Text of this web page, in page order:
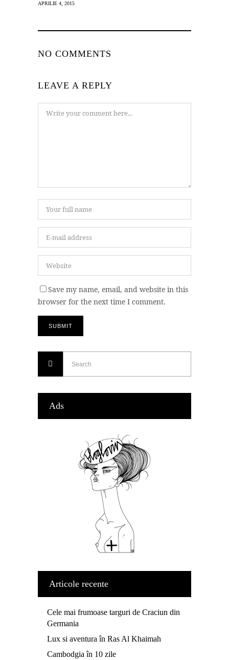
APRILIE 4, 2015
NO COMMENTS
LEAVE A REPLY
Save my name, email, and website in this
browser for the next time I comment.
Ads
Articole recente
Cele mai frumoase targuri de Craciun din
Germania
Lux si aventura în Ras Al Khaimah
Cambodgia în 10 zile